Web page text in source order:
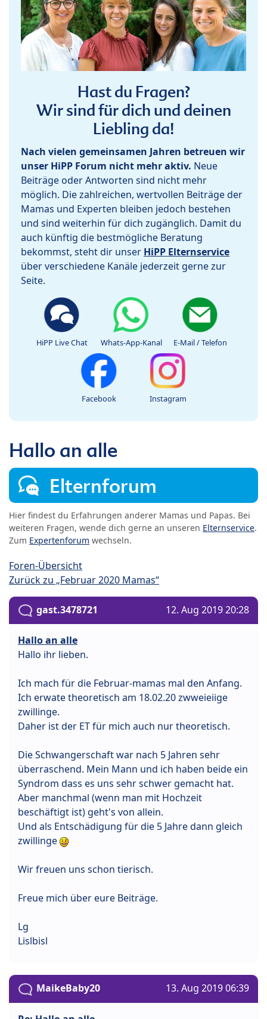
Hast du Fragen?
Wir sind für dich und deinen
Liebling da!
Nach vielen gemeinsamen Jahren betreuen wir
unser HiPP Forum nicht mehr aktiv. Neue
Beiträge oder Antworten sind nicht mehr
möglich. Die zahlreichen, wertvollen Beiträge der
Mamas und Experten bleiben jedoch bestehen
und sind weiterhin für dich zugänglich. Damit du
auch künftig die bestmögliche Beratung
bekommst, steht dir unser HiPP Elternservice
über verschiedene Kanäle jederzeit gerne zur
Seite.
HiPP Live Chat Whats-App-Kanal E-Mail / Telefon
Facebook Instagram
Hallo an alle
Elternforum
Hier findest du Erfahrungen anderer Mamas und Papas. Bei
weiteren Fragen, wende dich gerne an unseren Elternservice.
Zum Expertenforum wechseln.
Foren-Übersicht
Zurück zu „Februar 2020 Mamas“
gast.3478721 12. Aug 2019 20:28
Hallo an alle
Hallo ihr lieben.
Ich mach für die Februar-mamas mal den Anfang.
Ich erwate theoretisch am 18.02.20 zwweieiige
zwillinge.
Daher ist der ET für mich auch nur theoretisch.
Die Schwangerschaft war nach 5 Jahren sehr
überraschend. Mein Mann und ich haben beide ein
Syndrom dass es uns sehr schwer gemacht hat.
Aber manchmal (wenn man mit Hochzeit
beschäftigt ist) geht's von allein.
Und als Entschädigung für die 5 Jahre dann gleich
zwillinge
Wir freuen uns schon tierisch.
Freue mich über eure Beiträge.
Lg
Lislbisl
MaikeBaby20 13. Aug 2019 06:39